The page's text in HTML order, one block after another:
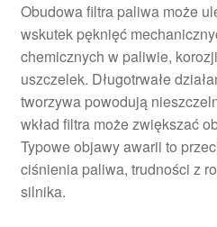
Obudowa filtra paliwa może
wskutek pęknięć
chemicznych w paliwie,
uszczelek. Długotrwałe
tworzywa powodują
wkład filtra może zwiększać
Typowe objawy awarii to
ciśnienia paliwa, trudności z
silnika.